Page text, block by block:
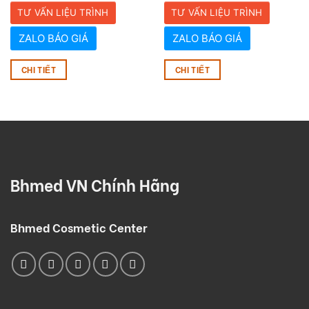
TƯ VẤN LIỆU TRÌNH
ZALO BÁO GIÁ
CHI TIẾT
TƯ VẤN LIỆU TRÌNH
ZALO BÁO GIÁ
CHI TIẾT
Bhmed VN Chính Hãng
Bhmed Cosmetic Center